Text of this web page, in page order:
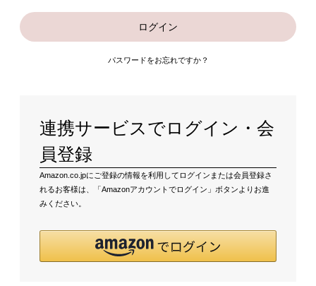
ログイン
パスワードをお忘れですか？
連携サービスでログイン・会
員登録
Amazon.co.jpにご登録の情報を利用してログインまたは会員登録さ
れるお客様は、「Amazonアカウントでログイン」ボタンよりお進
みください。